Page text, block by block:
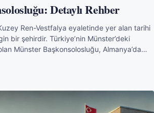
Detaylı Rehber
Ren-Vestfalya eyaletinde yer alan tarihi
bir şehirdir. Türkiye’nin Münster’deki
Münster Başkonsolosluğu, Almanya’da…